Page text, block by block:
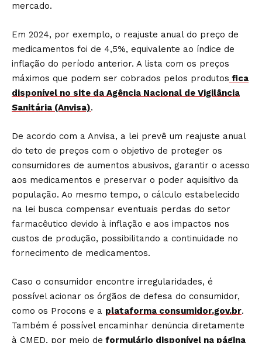
mercado.
Em 2024, por exemplo, o reajuste anual do preço de
medicamentos foi de 4,5%, equivalente ao índice de
inflação do período anterior. A lista com os preços
máximos que podem ser cobrados pelos produtos fica
disponível no site da Agência Nacional de Vigilância
Sanitária (Anvisa).
De acordo com a Anvisa, a lei prevê um reajuste anual
do teto de preços com o objetivo de proteger os
consumidores de aumentos abusivos, garantir o acesso
aos medicamentos e preservar o poder aquisitivo da
população. Ao mesmo tempo, o cálculo estabelecido
na lei busca compensar eventuais perdas do setor
farmacêutico devido à inflação e aos impactos nos
custos de produção, possibilitando a continuidade no
fornecimento de medicamentos.
Caso o consumidor encontre irregularidades, é
possível acionar os órgãos de defesa do consumidor,
como os Procons e a plataforma consumidor.gov.br.
Também é possível encaminhar denúncia diretamente
à CMED, por meio de formulário disponível na página